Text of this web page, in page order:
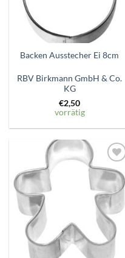
Backen Ausstecher Ei 8cm
RBV Birkmann GmbH & Co.
KG
€2,50
vorrätig
Zum
Wunschzettel
hinzufügen